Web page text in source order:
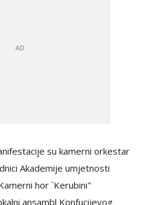
su kamerni orkestar
Akademije umjetnosti
hor `Kerubini"
ansambl Konfucijevog